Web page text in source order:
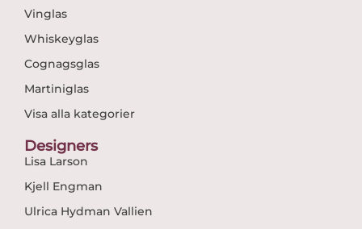
Vinglas
Whiskeyglas
Cognagsglas
Martiniglas
Visa alla kategorier
Designers
Lisa Larson
Kjell Engman
Ulrica Hydman Vallien